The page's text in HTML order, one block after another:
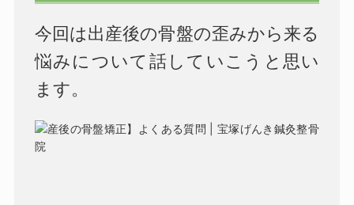
今回は出産後の骨盤の歪みから来る
悩みについて話していこうと思い
ます。